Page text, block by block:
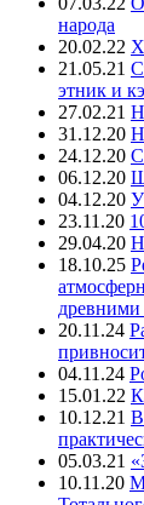
народа
20.02.22
21.05.21
этник и
27.02.21
31.12.20
24.12.20
06.12.20
04.12.20
23.11.20
29.04.20
18.10.25
древними
20.11.24
04.11.24
15.01.22
10.12.21 В
05.03.21
10.11.20